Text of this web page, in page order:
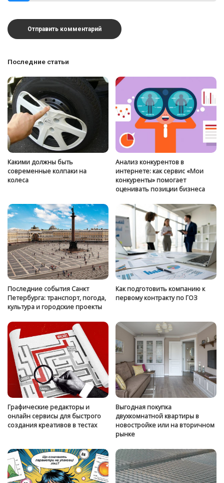
Последние статьи
Какими должны быть
современные колпаки на
колеса
Анализ конкурентов в
интернете: как сервис «Мои
конкуренты» помогает
оценивать позиции бизнеса
Последние события Санкт
Петербурга: транспорт, погода,
культура и городские проекты
Как подготовить компанию к
первому контракту по ГОЗ
Графические редакторы и
онлайн сервисы для быстрого
создания креативов в тестах
Выгодная покупка
двухкомнатной квартиры в
новостройке или на вторичном
рынке